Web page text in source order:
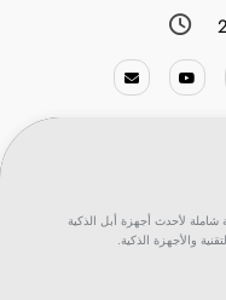
شاملة لأحدث أجهزة أبل الذكية
والأجهزة الذكية.